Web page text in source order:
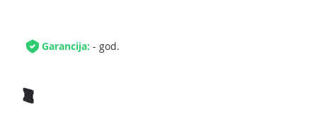
Garancija: - god.